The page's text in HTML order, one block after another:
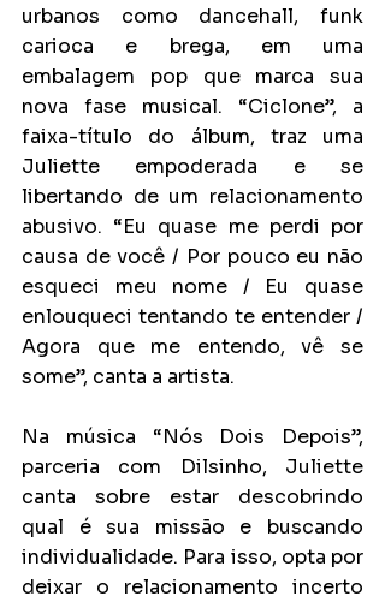
urbanos como dancehall, funk
carioca e brega, em uma
embalagem pop que marca sua
nova fase musical. “Ciclone”, a
faixa-título do álbum, traz uma
Juliette empoderada e se
libertando de um relacionamento
abusivo. “Eu quase me perdi por
causa de você / Por pouco eu não
esqueci meu nome / Eu quase
enlouqueci tentando te entender /
Agora que me entendo, vê se
some”, canta a artista.
Na música “Nós Dois Depois”,
parceria com Dilsinho, Juliette
canta sobre estar descobrindo
qual é sua missão e buscando
individualidade. Para isso, opta por
deixar o relacionamento incerto